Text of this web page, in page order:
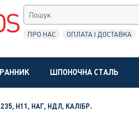
ПРО НАС ОПЛАТА І ДОСТАВКА
ШПОНОЧНА СТАЛЬ
H11, НАГ, НДЛ, КАЛІБР.